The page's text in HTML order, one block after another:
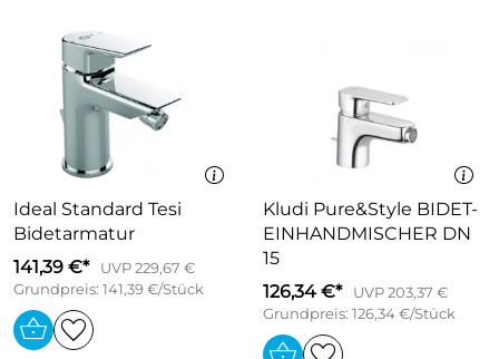
Ideal Standard Tesi
Bidetarmatur
141,39 €*
UVP 229,67 €
Grundpreis: 141,39 €/Stück
Kludi Pure&Style BIDET-
EINHANDMISCHER DN
15
126,34 €*
UVP 203,37 €
Grundpreis: 126,34 €/Stück